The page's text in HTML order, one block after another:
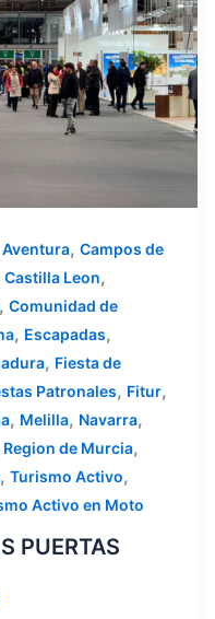
Aventura, Campos de
Castilla Leon,
Comunidad de
, Escapadas,
, Fiesta de
Patronales, Fitur,
, Melilla, Navarra,
Region de Murcia,
, Turismo Activo,
Activo en Moto
PUERTAS